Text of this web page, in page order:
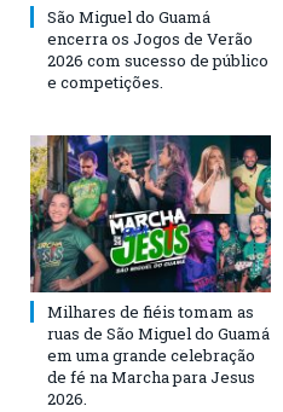
São Miguel do Guamá
encerra os Jogos de Verão
2026 com sucesso de público
e competições.
Milhares de fiéis tomam as
ruas de São Miguel do Guamá
em uma grande celebração
de fé na Marcha para Jesus
2026.